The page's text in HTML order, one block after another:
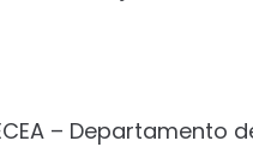
– Departamento